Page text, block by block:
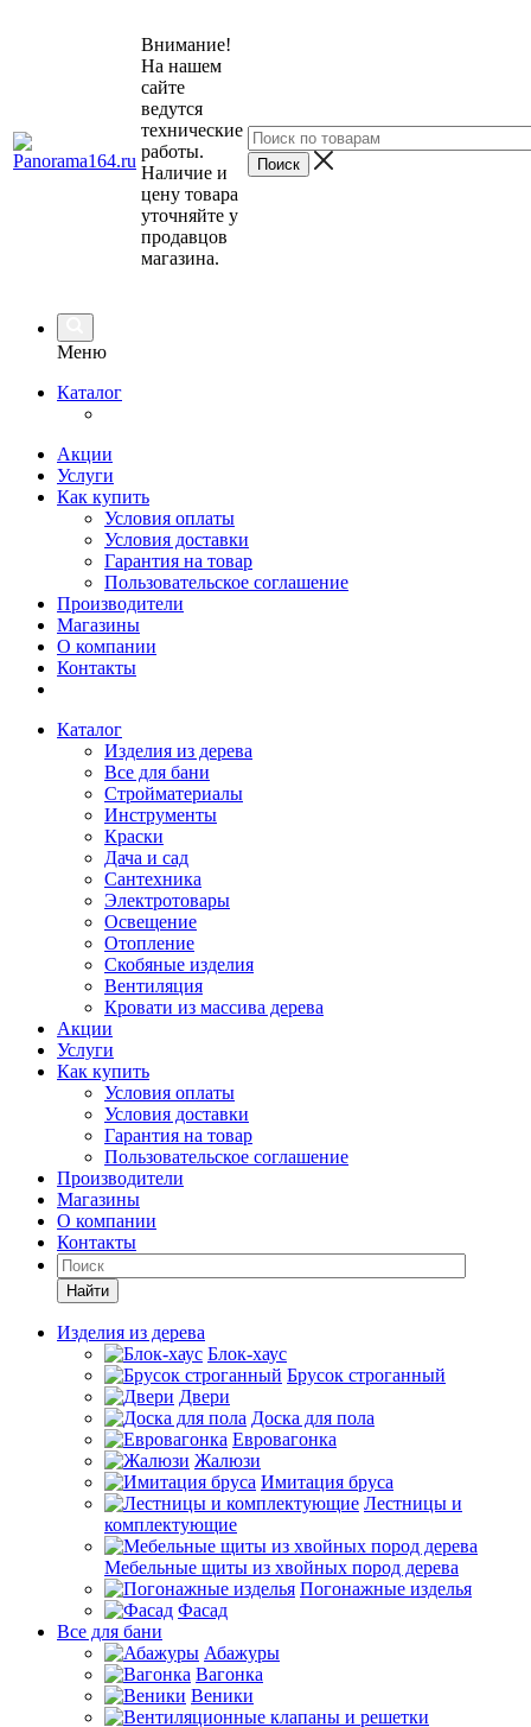
Внимание!
На нашем
сайте
ведутся
технические
работы.
Наличие и
цену товара
уточняйте у
продавцов
магазина.
Меню
Каталог
Акции
Услуги
Как купить
Условия оплаты
Условия доставки
Гарантия на товар
Пользовательское соглашение
Производители
Магазины
О компании
Контакты
Каталог
Изделия из дерева
Все для бани
Стройматериалы
Инструменты
Краски
Дача и сад
Сантехника
Электротовары
Освещение
Отопление
Скобяные изделия
Вентиляция
Кровати из массива дерева
Акции
Услуги
Как купить
Условия оплаты
Условия доставки
Гарантия на товар
Пользовательское соглашение
Производители
Магазины
О компании
Контакты
Найти
Изделия из дерева
Блок-хаус
Брусок строганный
Двери
Доска для пола
Евровагонка
Жалюзи
Имитация бруса
Лестницы и
комплектующие
Мебельные щиты из хвойных пород дерева
Погонажные изделья
Фасад
Все для бани
Абажуры
Вагонка
Веники